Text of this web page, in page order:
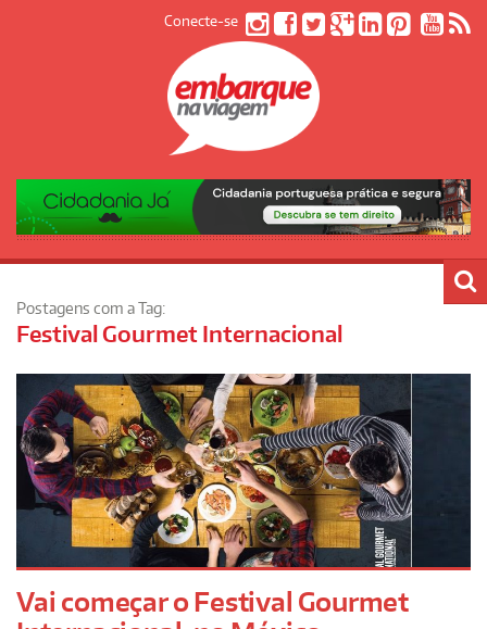
Conecte-se
Postagens com a Tag:
Festival Gourmet Internacional
Vai começar o Festival Gourmet